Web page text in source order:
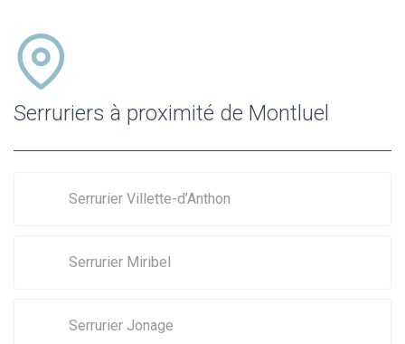
Serruriers à proximité de Montluel
Serrurier Villette-d’Anthon
Serrurier Miribel
Serrurier Jonage